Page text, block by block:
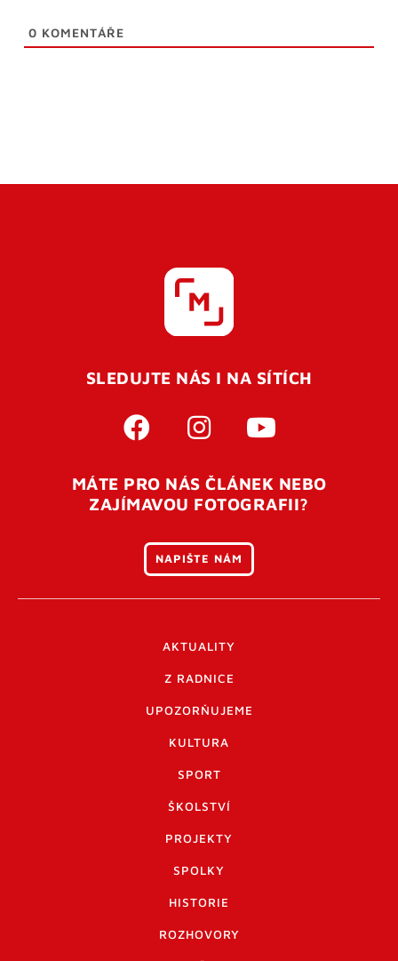
0 KOMENTÁŘE
SLEDUJTE NÁS I NA SÍTÍCH
MÁTE PRO NÁS ČLÁNEK NEBO
ZAJÍMAVOU FOTOGRAFII?
NAPIŠTE NÁM
AKTUALITY
Z RADNICE
UPOZORŇUJEME
KULTURA
SPORT
ŠKOLSTVÍ
PROJEKTY
SPOLKY
HISTORIE
ROZHOVORY